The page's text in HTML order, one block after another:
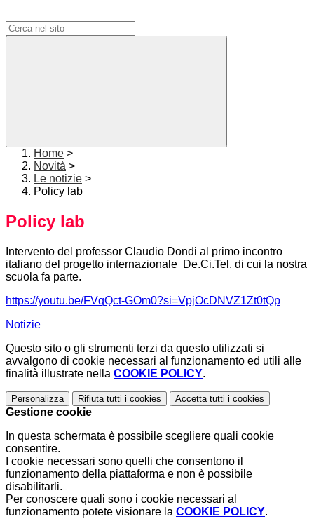
Home >
Novità >
Le notizie >
Policy lab
Policy lab
Intervento del professor Claudio Dondi al primo incontro
italiano del progetto internazionale De.Ci.Tel. di cui la nostra
scuola fa parte.
https://youtu.be/FVqQct-GOm0?si=VpjOcDNVZ1Zt0tQp
Notizie
Questo sito o gli strumenti terzi da questo utilizzati si
avvalgono di cookie necessari al funzionamento ed utili alle
finalità illustrate nella COOKIE POLICY.
Personalizza Rifiuta tutti i cookies Accetta tutti i cookies
Gestione cookie
In questa schermata è possibile scegliere quali cookie
consentire.
I cookie necessari sono quelli che consentono il
funzionamento della piattaforma e non è possibile
disabilitarli.
Per conoscere quali sono i cookie necessari al
funzionamento potete visionare la COOKIE POLICY.